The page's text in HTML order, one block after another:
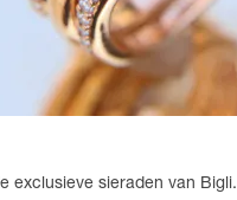
exclusieve sieraden van Bigli.